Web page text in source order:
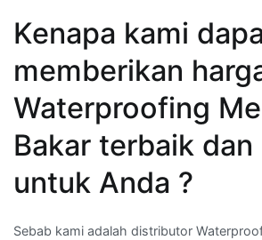
Kenapa kami
memberikan
Waterproofing
Bakar terbaik
untuk Anda ?
Sebab kami adalah distributor